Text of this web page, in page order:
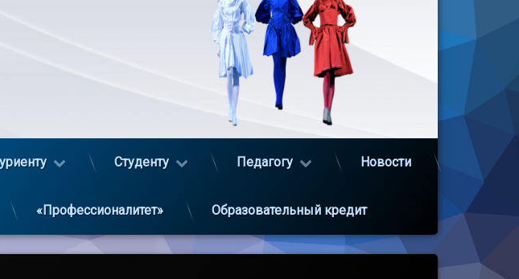
Студенту Педагогу Новости
«Профессионалитет» Образовательный кредит